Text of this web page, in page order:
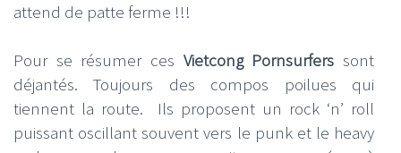
attend de patte ferme !!!
Pour se résumer ces Vietcong Pornsurfers sont
déjantés. Toujours des compos poilues qui
tiennent la route. Ils proposent un rock ‘n’ roll
puissant oscillant souvent vers le punk et le heavy